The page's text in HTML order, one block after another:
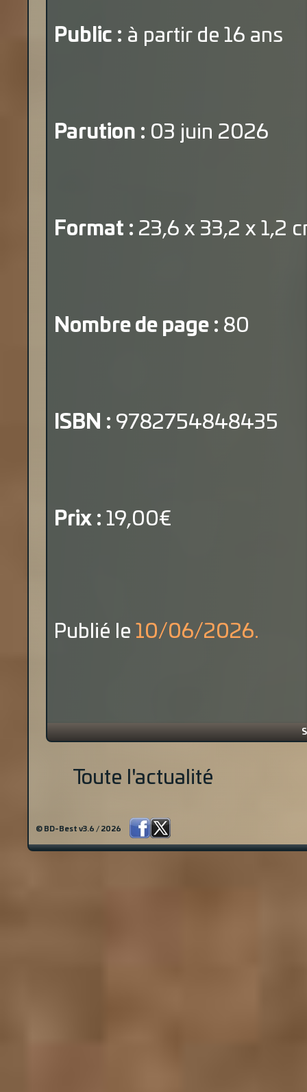
Public : à partir de 16 ans
Parution : 03 juin 2026
Format : 23,6 x 33,2 x 1,2
Nombre de page : 80
ISBN : 9782754848435
Prix : 19,00€
Publié le 10/06/2026.
Toute l'actualité
© BD-Best v3.6 / 2026